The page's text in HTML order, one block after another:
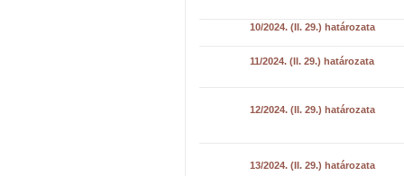
10/2024. (II. 29.) határozata
11/2024. (II. 29.) határozata
12/2024. (II. 29.) határozata
13/2024. (II. 29.) határozata